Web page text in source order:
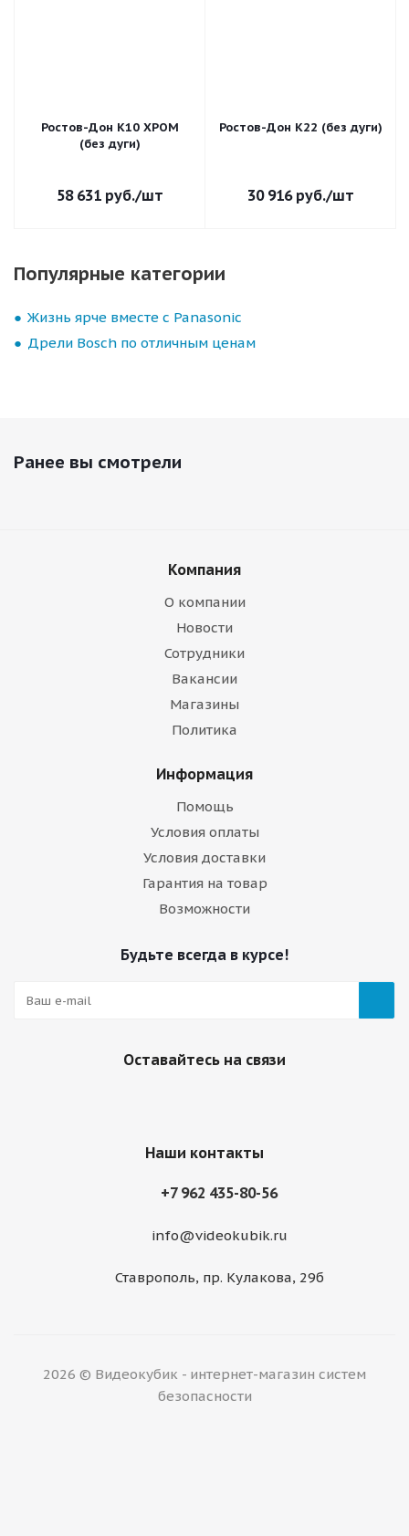
Ростов-Дон К10 ХРОМ
(без дуги)
58 631 руб./шт
Ростов-Дон К22 (без дуги)
30 916руб./шт
Популярные категории
Жизнь ярче вместе с Panasonic
Дрели Bosch по отличным ценам
Ранее вы смотрели
Компания
О компании
Новости
Сотрудники
Вакансии
Магазины
Политика
Информация
Помощь
Условия оплаты
Условия доставки
Гарантия на товар
Возможности
Будьте всегда в курсе!
Оставайтесь на связи
Наши контакты
+7 962 435-80-56
info@videokubik.ru
Ставрополь, ​пр. Кулакова, 29б
2026 © Видеокубик - интернет-магазин систем
безопасности